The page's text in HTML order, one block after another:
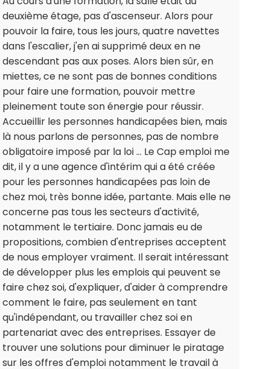
deuxième étage, pas d'ascenseur. Alors pour
pouvoir la faire, tous les jours, quatre navettes
dans l'escalier, j'en ai supprimé deux en ne
descendant pas aux poses. Alors bien sûr, en
miettes, ce ne sont pas de bonnes conditions
pour faire une formation, pouvoir mettre
pleinement toute son énergie pour réussir.
Accueillir les personnes handicapées bien, mais
là nous parlons de personnes, pas de nombre
obligatoire imposé par la loi ... Le Cap emploi me
dit, il y a une agence d'intérim qui a été créée
pour les personnes handicapées pas loin de
chez moi, très bonne idée, partante. Mais elle ne
concerne pas tous les secteurs d'activité,
notamment le tertiaire. Donc jamais eu de
propositions, combien d'entreprises acceptent
de nous employer vraiment. Il serait intéressant
de développer plus les emplois qui peuvent se
faire chez soi, d'expliquer, d'aider à comprendre
comment le faire, pas seulement en tant
qu'indépendant, ou travailler chez soi en
partenariat avec des entreprises. Essayer de
trouver une solutions pour diminuer le piratage
sur les offres d'emploi notamment le travail à